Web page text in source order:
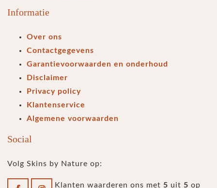
Informatie
Over ons
Contactgegevens
Garantievoorwaarden en onderhoud
Disclaimer
Privacy policy
Klantenservice
Algemene voorwaarden
Social
Volg Skins by Nature op:
Klanten waarderen ons met 5 uit 5 op